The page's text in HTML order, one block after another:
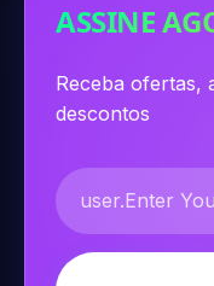
ASSINE
Receba ofertas,
descontos